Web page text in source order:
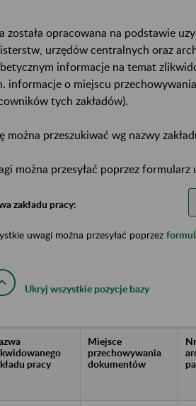
została opracowana na podstawie
urzędów centralnych oraz
informacje na temat
informacje o miejscu
tych zakładów).
można przeszukiwać wg nazwy
można przesyłać poprzez formularz
zakładu pracy:
uwagi można przesyłać poprzez
Ukryj wszystkie pozycje bazy
pracy
Miejsce
przechowywania
dokumentów